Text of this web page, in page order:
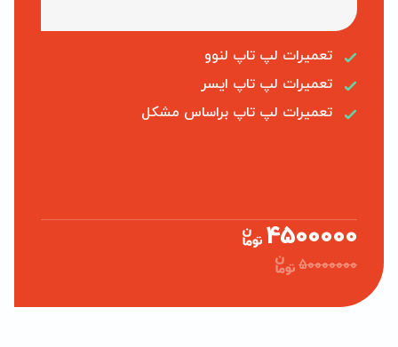
تعمیرات لپ تاپ لنوو
تعمیرات لپ تاپ ایسر
تعمیرات لپ تاپ براساس مشکل
4500000
50000000